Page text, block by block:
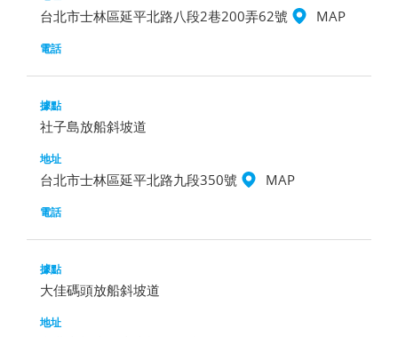
台北市士林區延平北路八段2巷200弄62號 MAP
社子島放船斜坡道
台北市士林區延平北路九段350號 MAP
大佳碼頭放船斜坡道